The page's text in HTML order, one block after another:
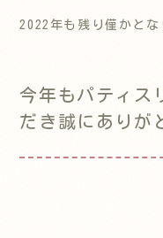
2022年も残り僅かと
今年もパティス
だき誠にありが